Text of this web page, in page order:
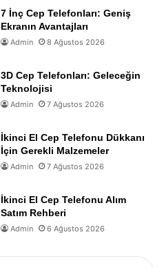
7 İnç Cep Telefonları: Geniş
Ekranın Avantajları
Admin 8 Ağustos 2026
3D Cep Telefonları: Geleceğin
Teknolojisi
Admin 7 Ağustos 2026
İkinci El Cep Telefonu Dükkanı
İçin Gerekli Malzemeler
Admin 7 Ağustos 2026
İkinci El Cep Telefonu Alım
Satım Rehberi
Admin 6 Ağustos 2026